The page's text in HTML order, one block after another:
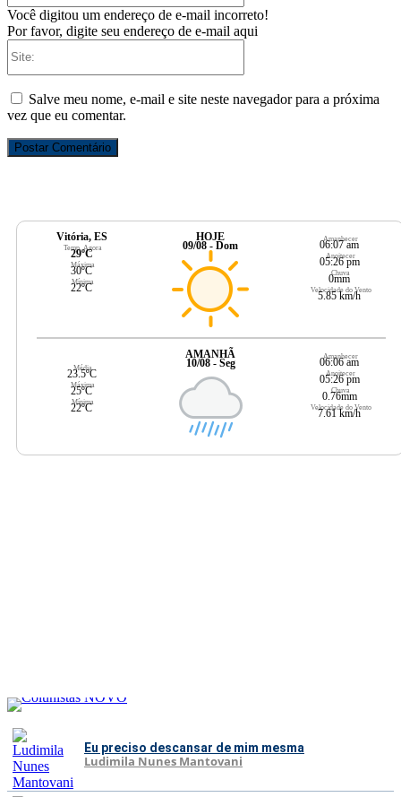
Você digitou um endereço de e-mail incorreto!
Por favor, digite seu endereço de e-mail aqui
Salve meu nome, e-mail e site neste navegador para a próxima
vez que eu comentar.
Vitória, ES
Temp. Agora
29ºC
Máxima
30ºC
Mínima
22ºC
HOJE
09/08 - Dom
Amanhecer
06:07 am
Anoitecer
05:26 pm
Chuva
0mm
Velocidade do Vento
5.85 km/h
Média
23.5ºC
Máxima
25ºC
Mínima
22ºC
AMANHÃ
10/08 - Seg
Amanhecer
06:06 am
Anoitecer
05:26 pm
Chuva
0.76mm
Velocidade do Vento
7.61 km/h
Eu preciso descansar de mim mesma
Ludimila Nunes Mantovani